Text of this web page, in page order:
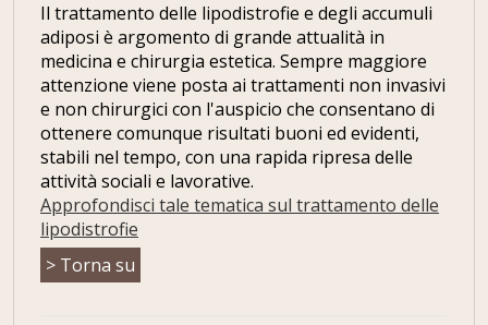
Il trattamento delle lipodistrofie e degli accumuli
adiposi è argomento di grande attualità in
medicina e chirurgia estetica. Sempre maggiore
attenzione viene posta ai trattamenti non invasivi
e non chirurgici con l'auspicio che consentano di
ottenere comunque risultati buoni ed evidenti,
stabili nel tempo, con una rapida ripresa delle
attività sociali e lavorative.
Approfondisci tale tematica sul trattamento delle
lipodistrofie
> Torna su